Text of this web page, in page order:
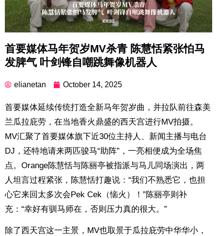
首要媒体马年贺岁MV杀青 陈慧恬紧张怕马
发脾气 叶剑锋自嘲跳舞像机器人
elianetan October 14, 2025
首要媒体延续传统打造全新马年贺岁曲，并拉队前往森美
兰瓜拉庇劳，在当地香火鼎盛的西天宫进行MV拍摄。
MV汇聚了首要媒体旗下近30位主持人、新闻主播与电台
DJ，还特地请来两匹骏马“助阵”，一亮相便成为全场焦
点。Orange陈慧恬与陈丽亭被指派与马儿同场演出，两
人坦言过程紧张，陈慧恬打趣说：“我们不熟悉它，也担
心它来回太多次会Pek Cek（恼火）！”陈丽亭则补
充：“幸好有驯马师在，否则压力真的很大。”
除了西天宫这一主景，MV也取景于瓜拉庇劳中华华小，